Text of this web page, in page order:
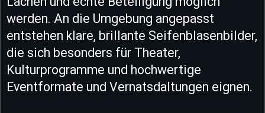
werden. An die Umgebung angepasst
entstehen klare, brillante Seifenblasenbilder,
die sich besonders für Theater,
Kulturprogramme und hochwertige
Eventformate und Vernatsdaltungen eignen.